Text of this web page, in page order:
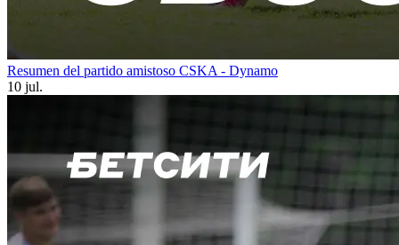
Resumen del partido amistoso CSKA - Dynamo
10 jul.